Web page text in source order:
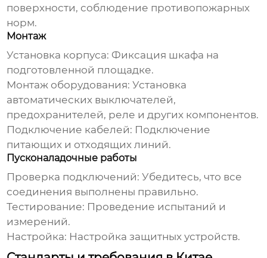
поверхности, соблюдение противопожарных
норм.
Монтаж
Установка корпуса: Фиксация шкафа на
подготовленной площадке.
Монтаж оборудования: Установка
автоматических выключателей,
предохранителей, реле и других компонентов.
Подключение кабелей: Подключение
питающих и отходящих линий.
Пусконаладочные работы
Проверка подключений: Убедитесь, что все
соединения выполнены правильно.
Тестирование: Проведение испытаний и
измерений.
Настройка: Настройка защитных устройств.